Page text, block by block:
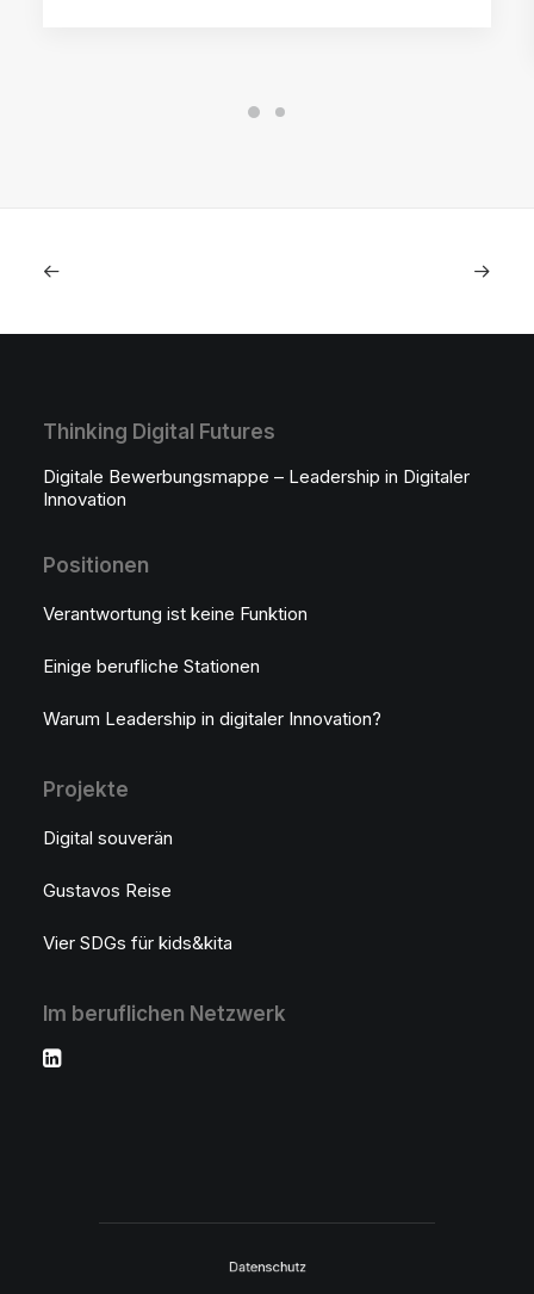
Thinking Digital Futures
Digitale Bewerbungsmappe – Leadership in Digitaler
Innovation
Positionen
Verantwortung ist keine Funktion
Einige berufliche Stationen
Warum Leadership in digitaler Innovation?
Projekte
Digital souverän
Gustavos Reise
Vier SDGs für kids&kita
Im beruflichen Netzwerk
Datenschutz